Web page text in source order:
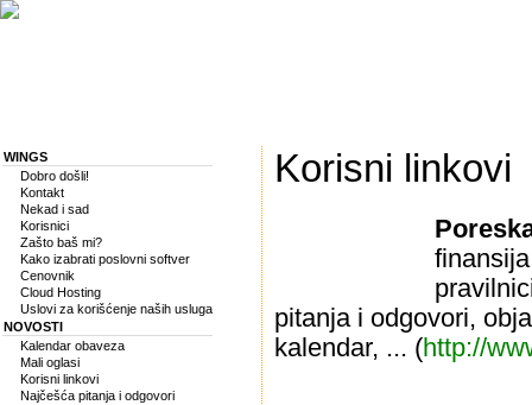
WINGS
Dobro došli!
Kontakt
Nekad i sad
Korisnici
Zašto baš mi?
Kako izabrati poslovni softver
Cenovnik
Cloud Hosting
Uslovi za korišćenje naših usluga
NOVOSTI
Kalendar obaveza
Mali oglasi
Korisni linkovi
Najčešća pitanja i odgovori
Korisni linkovi
pitanja i odgovori,
kalendar, ... (http://